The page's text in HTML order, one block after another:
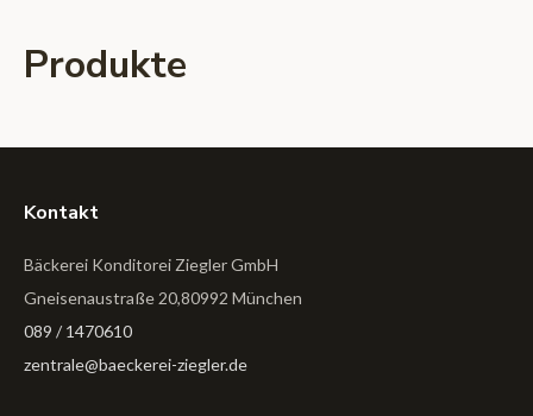
Produkte
Kontakt
Bäckerei Konditorei Ziegler GmbH
Gneisenaustraße 20,80992 München
089 / 1470610
zentrale@baeckerei-ziegler.de